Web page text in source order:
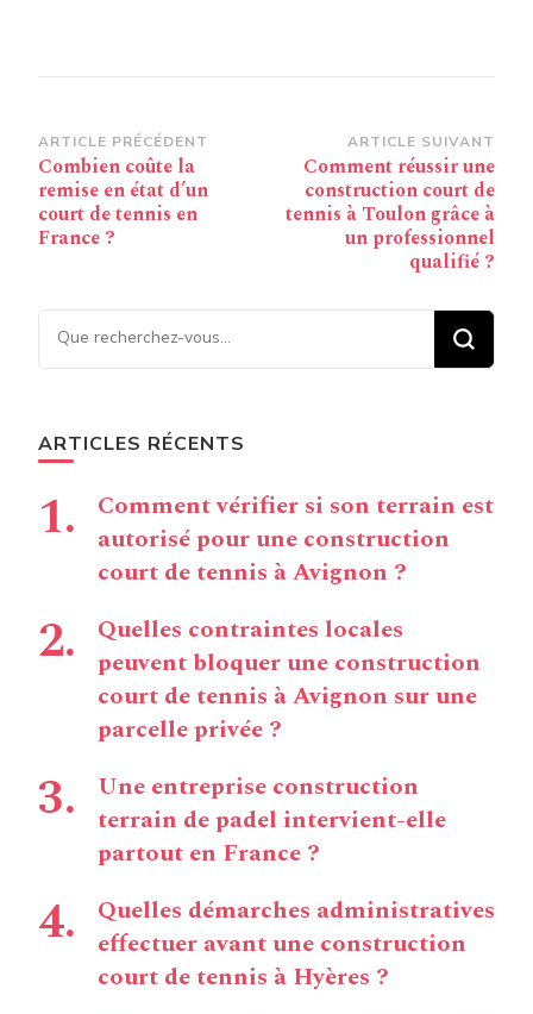
Navigation
d’article
ARTICLE PRÉCÉDENT
Combien coûte la
remise en état d’un
court de tennis en
France ?
ARTICLE SUIVANT
Comment réussir une
construction court de
tennis à Toulon grâce à
un professionnel
qualifié ?
Vous recherchiez quelque
chose ?
ARTICLES RÉCENTS
Comment vérifier si son terrain est
autorisé pour une construction
court de tennis à Avignon ?
Quelles contraintes locales
peuvent bloquer une construction
court de tennis à Avignon sur une
parcelle privée ?
Une entreprise construction
terrain de padel intervient-elle
partout en France ?
Quelles démarches administratives
effectuer avant une construction
court de tennis à Hyères ?